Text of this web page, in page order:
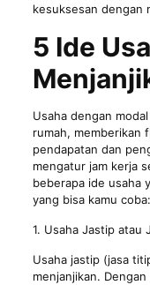
kesuksesan dengan
5 Ide
Usaha dengan
rumah, memberikan
pendapatan dan
mengatur jam kerja
beberapa ide usaha
yang bisa kamu coba:
1. Usaha Jastip atau
Usaha jastip (jasa
menjanjikan.